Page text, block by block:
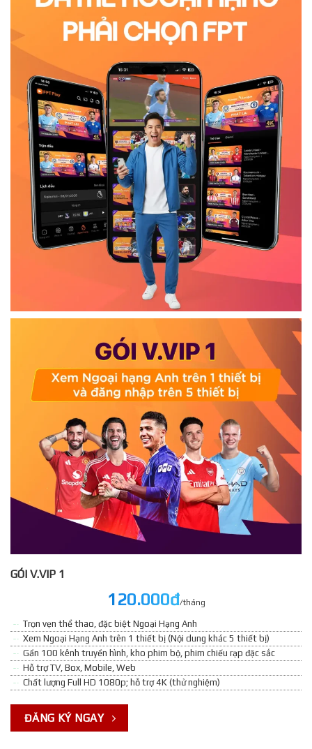
GÓI V.VIP 1
120.000đ/tháng
Trọn vẹn thể thao, đặc biệt Ngoại Hạng Anh
Xem Ngoại Hạng Anh trên 1 thiết bị (Nội dung khác 5 thiết bị)
Gần 100 kênh truyền hình, kho phim bộ, phim chiếu rạp đặc sắc
Hỗ trợ TV, Box, Mobile, Web
Chất lượng Full HD 1080p; hỗ trợ 4K (thử nghiệm)
ĐĂNG KÝ NGAY